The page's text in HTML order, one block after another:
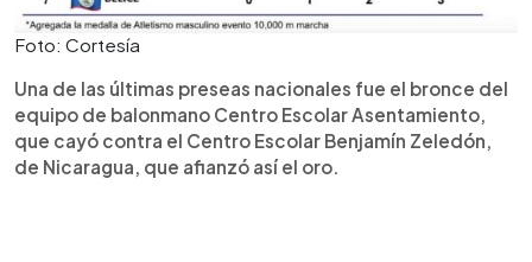
Foto: Cortesía
Una de las últimas preseas nacionales fue el bronce del
equipo de balonmano Centro Escolar Asentamiento,
que cayó contra el Centro Escolar Benjamín Zeledón,
de Nicaragua, que afianzó así el oro.